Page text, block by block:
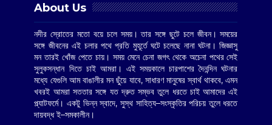
About Us
নদীর স্রোতের মতো বয়ে চলে সময়। তার সঙ্গে ছুটে চলে জীবন। সময়ের
সঙ্গে জীবনের এই চলার পথে প্রতি মুহূর্তে ঘটে চলেছে নানা ঘটনা। জিজ্ঞাসু
মন তারই খোঁজ পেতে চায়। সময় মেনে চেনা জগৎ থেকে অচেনা পথের সেই
সুলুকসন্ধান দিতে চাই আমরা। এই সময়কালে চারপাশের দৈনন্দিন ঘটনার
মধ্যে যেগুলি আম বাঙালীর মন ছুঁয়ে যাবে, সাধারণ মানুষের স্বার্থ থাকবে, এমন
খবরই আমরা সততার সঙ্গে যত দ্রুত সম্ভব তুলে ধরতে চাই আমাদের এই
প্ল্যাটফর্মে। একটু ভিন্ন স্বাদে, সুস্থ সাহিত্য–সংস্কৃতির পরিচয় তুলে ধরতে
দায়বদ্ধ ই–সমকালীন।